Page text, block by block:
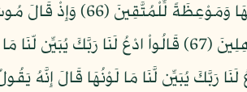
فَجَعَلْنَاهَا نَكَالاً لِّمَا
هُزُواً قَالَ أَعُوذُ بِاللّهِ أَنْ أَكُونَ مِنَ الْجَاهِلِينَ